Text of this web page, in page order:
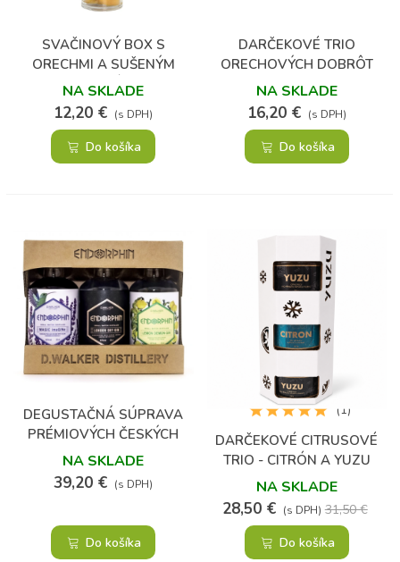
SVAČINOVÝ BOX S
ORECHMI A SUŠENÝM
OVOCÍM
NA SKLADE
12,20 € (s DPH)
Do košíka
DARČEKOVÉ TRIO
ORECHOVÝCH DOBRÔT
NA SKLADE
16,20 € (s DPH)
Do košíka
DEGUSTAČNÁ SÚPRAVA
PRÉMIOVÝCH ČESKÝCH
GINOV
NA SKLADE
39,20 € (s DPH)
Do košíka
DARČEKOVÉ CITRUSOVÉ
TRIO - CITRÓN A YUZU
NA SKLADE
28,50 € (s DPH) 31,50 €
(1)
Do košíka